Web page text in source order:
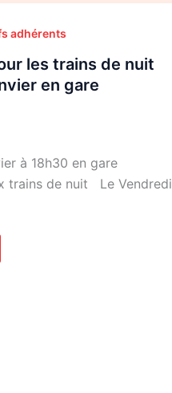
adhérents
les trains de nuit
en gare
à 18h30 en gare
trains de nuit Le Vendredi